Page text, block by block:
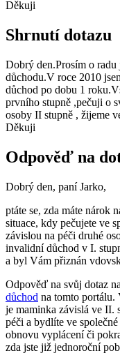
Děkuji
Shrnutí dotazu
Dobrý den.Prosím o
důchodu.V roce 2010
důchod po dobu 1
prvního stupně ,pečuji o
osoby II stupně , žijeme
Děkuji
Odpověď na
Dobrý den, paní Jarko,
ptáte se, zda máte nárok
situace, kdy pečujete ve
závislou na péči druhé
invalidní důchod v I.
a byl Vám přiznán
Odpověď na svůj dotaz
důchod na tomto portálu.
je maminka závislá ve II.
péči a bydlíte ve
obnovu vyplácení či
zda jste již jednoroční